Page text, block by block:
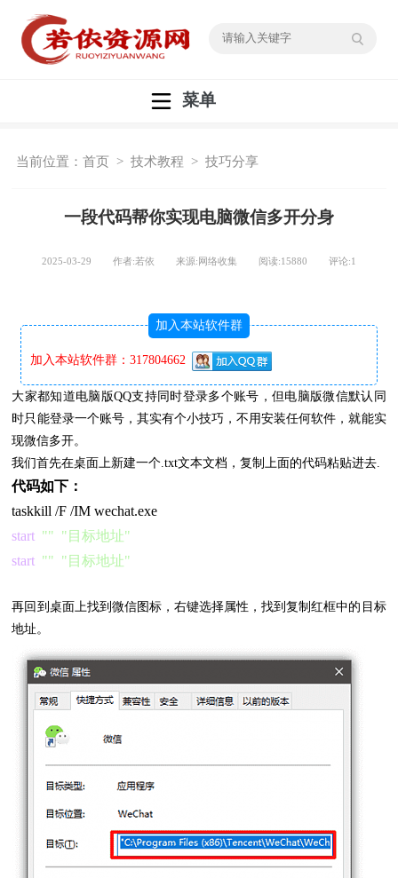
菜单
当前位置：首页 >技术教程 >技巧分享
一段代码帮你实现电脑微信多开分身
2025-03-29 作者:若依 来源:网络收集 阅读:15880 评论:1
加入本站软件群
加入本站软件群：317804662
大家都知道电脑版QQ支持同时登录多个账号，但电脑版微信默认同
时只能登录一个账号，其实有个小技巧，不用安装任何软件，就能实
现微信多开。
我们首先在桌面上新建一个.txt文本文档，复制上面的代码粘贴进去.
代码如下：
taskkill /F /IM wechat.exe
start "" "目标地址"
start "" "目标地址"
再回到桌面上找到微信图标，右键选择属性，找到复制红框中的目标
地址。